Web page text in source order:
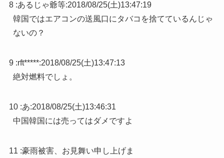
8 :あるじゃ爺等:2018/08/25(土)13:47:19
韓国ではエアコンの送風口にタバコを捨てているんじゃ
ないの？
9 :rft*****:2018/08/25(土)13:47:13
絶対燃料でしょ。
10 :あ:2018/08/25(土)13:46:31
中国韓国には売ってはダメですよ
11 :豪雨被害、お見舞い申し上げま